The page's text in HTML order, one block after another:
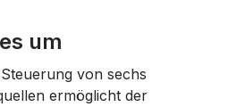
um
von sechs
ermöglicht der